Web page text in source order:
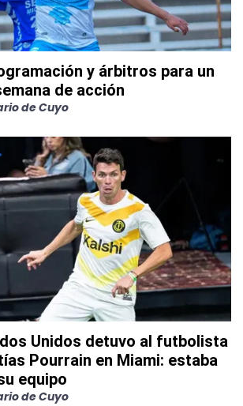
y árbitros para un
de acción
de Cuyo
Unidos detuvo al futbolista
Pourrain en Miami: estaba
equipo
de Cuyo